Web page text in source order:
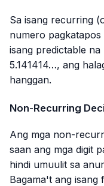
Sa isang recurring
numero
isang predictable
5.141414…, ang
hanggan.
Non-Recurring
Ang mga non-
saan ang mga digit
hindi umuulit sa
Bagama't ang